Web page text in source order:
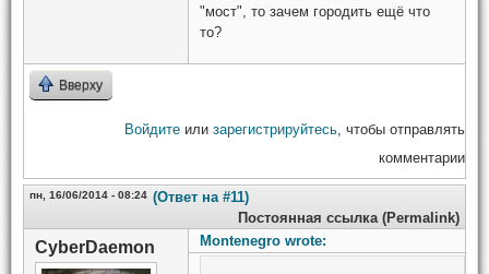
"мост", то зачем городить ещё что
то?
Вверху
Войдите или зарегистрируйтесь, чтобы отправлять
комментарии
пн, 16/06/2014 - 08:24 (Ответ на #11)
Постоянная ссылка (Permalink)
CyberDaemon Montenegro wrote: